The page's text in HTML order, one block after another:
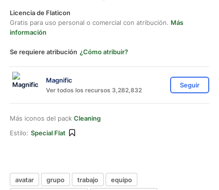
Licencia de Flaticon
Gratis para uso personal o comercial con atribución. Más
información
Se requiere atribución ¿Cómo atribuir?
Magnific
Ver todos los recursos 3,282,832
Seguir
Más iconos del pack Cleaning
Estilo: Special Flat
avatar grupo trabajo
equipo